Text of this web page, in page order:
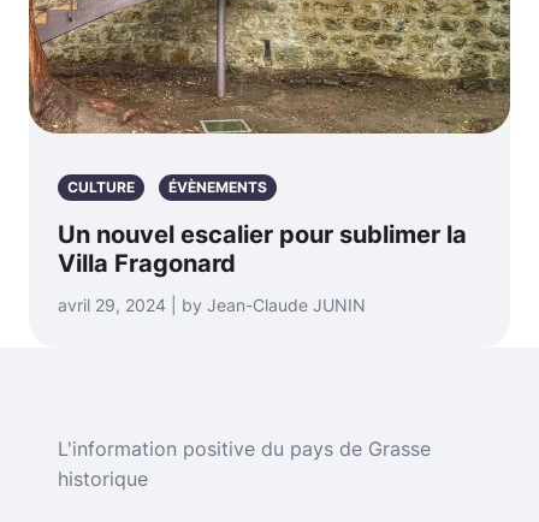
CULTURE ÉVÈNEMENTS
Un nouvel escalier pour sublimer la
Villa Fragonard
avril 29, 2024 | by Jean-Claude JUNIN
L'information positive du pays de Grasse
historique